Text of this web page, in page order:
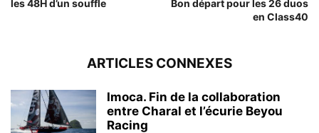
les 48H d’un souffle
Bon départ pour les 26 duos
en Class40
ARTICLES CONNEXES
Imoca. Fin de la collaboration
entre Charal et l’écurie Beyou
Racing